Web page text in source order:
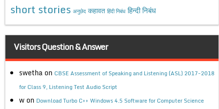
short stories अनुछेद कहावत हिंदी निबंध हिन्दी निबंध
Visitors Question & Answer
swetha on CBSE Assessment of Speaking and Listening (ASL) 2017-2018
for Class 9, Listening Test Audio Script
w on Download Turbo C++ Windows 4.5 Software for Computer Science